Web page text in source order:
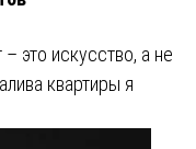
это искусство, а не
квартиры я